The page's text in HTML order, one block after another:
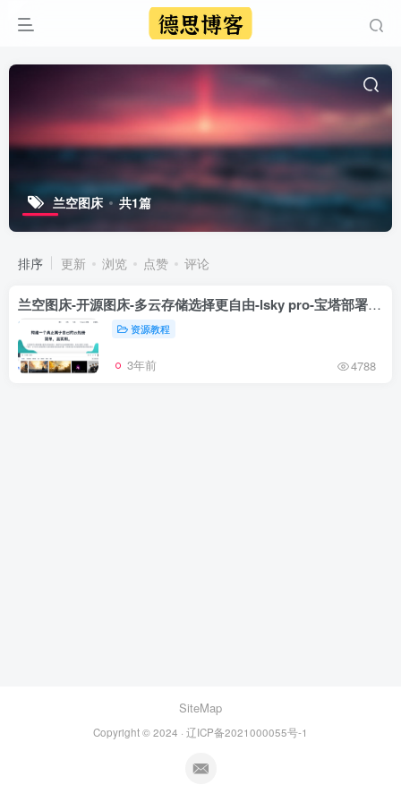
兰空图床 共1篇
排序 更新 浏览 点赞 评论
兰空图床-开源图床-多云存储选择更自由-lsky pro-宝塔部署兰空图床傻瓜教程
资源教程
3年前 4788
SiteMap
Copyright © 2024 · 辽ICP备2021000055号-1